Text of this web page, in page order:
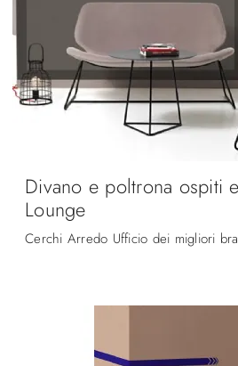
Divano e poltrona ospiti
Lounge